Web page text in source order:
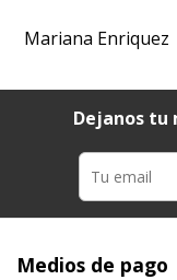
Mariana Enriquez
Dejanos tu
Medios de pago